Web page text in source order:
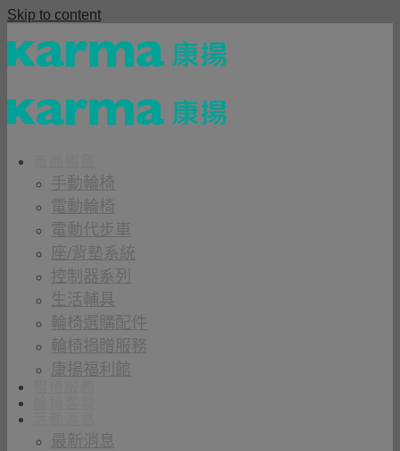
Skip to content
手動輪椅
電動輪椅
電動代步車
座/背墊系統
控制器系列
生活輔具
輪椅選購配件
輪椅捐贈服務
康揚福利館
最新消息